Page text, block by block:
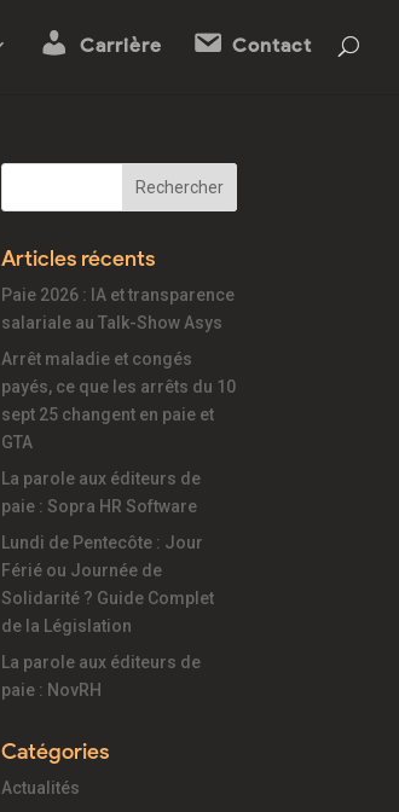
Carrière Contact
Articles récents
Paie 2026 : IA et transparence
salariale au Talk-Show Asys
Arrêt maladie et congés
payés, ce que les arrêts du 10
sept 25 changent en paie et
GTA
La parole aux éditeurs de
paie : Sopra HR Software
Lundi de Pentecôte : Jour
Férié ou Journée de
Solidarité ? Guide Complet
de la Législation
La parole aux éditeurs de
paie : NovRH
Catégories
Actualités